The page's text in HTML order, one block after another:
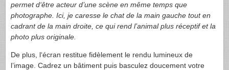
permet d‘être acteur d’une scène en même temps que
photographe. Ici, je caresse le chat de la main gauche tout en
cadrant de la main droite, ce qui rend l’animal plus réceptif et la
photo plus originale.
De plus, l‘écran restitue fidèlement le rendu lumineux de
l’image. Cadrez un bâtiment puis basculez doucement votre